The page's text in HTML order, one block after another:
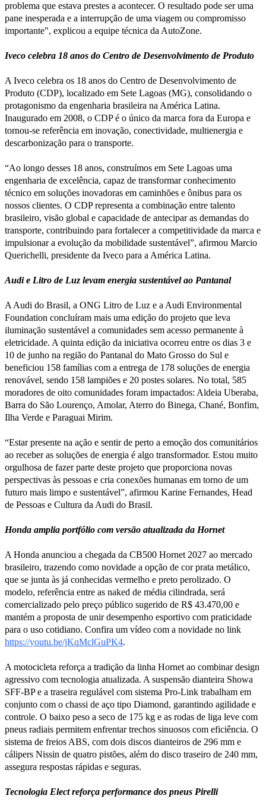
problema que estava prestes a acontecer. O resultado pode ser uma
pane inesperada e a interrupção de uma viagem ou compromisso
importante", explicou a equipe técnica da AutoZone.
Iveco celebra 18 anos do Centro de Desenvolvimento de Produto
A Iveco celebra os 18 anos do Centro de Desenvolvimento de
Produto (CDP), localizado em Sete Lagoas (MG), consolidando o
protagonismo da engenharia brasileira na América Latina.
Inaugurado em 2008, o CDP é o único da marca fora da Europa e
tornou-se referência em inovação, conectividade, multienergia e
descarbonização para o transporte.
“Ao longo desses 18 anos, construímos em Sete Lagoas uma
engenharia de excelência, capaz de transformar conhecimento
técnico em soluções inovadoras em caminhões e ônibus para os
nossos clientes. O CDP representa a combinação entre talento
brasileiro, visão global e capacidade de antecipar as demandas do
transporte, contribuindo para fortalecer a competitividade da marca e
impulsionar a evolução da mobilidade sustentável”, afirmou Marcio
Querichelli, presidente da Iveco para a América Latina.
Audi e Litro de Luz levam energia sustentável ao Pantanal
A Audi do Brasil, a ONG Litro de Luz e a Audi Environmental
Foundation concluíram mais uma edição do projeto que leva
iluminação sustentável a comunidades sem acesso permanente à
eletricidade. A quinta edição da iniciativa ocorreu entre os dias 3 e
10 de junho na região do Pantanal do Mato Grosso do Sul e
beneficiou 158 famílias com a entrega de 178 soluções de energia
renovável, sendo 158 lampiões e 20 postes solares. No total, 585
moradores de oito comunidades foram impactados: Aldeia Uberaba,
Barra do São Lourenço, Amolar, Aterro do Binega, Chané, Bonfim,
Ilha Verde e Paraguai Mirim.
“Estar presente na ação e sentir de perto a emoção dos comunitários
ao receber as soluções de energia é algo transformador. Estou muito
orgulhosa de fazer parte deste projeto que proporciona novas
perspectivas às pessoas e cria conexões humanas em torno de um
futuro mais limpo e sustentável”, afirmou Karine Fernandes, Head
de Pessoas e Cultura da Audi do Brasil.
Honda amplia portfólio com versão atualizada da Hornet
A Honda anunciou a chegada da CB500 Hornet 2027 ao mercado
brasileiro, trazendo como novidade a opção de cor prata metálico,
que se junta às já conhecidas vermelho e preto perolizado. O
modelo, referência entre as naked de média cilindrada, será
comercializado pelo preço público sugerido de R$ 43.470,00 e
mantém a proposta de unir desempenho esportivo com praticidade
para o uso cotidiano. Confira um vídeo com a novidade no link
https://youtu.be/jKqMclGuPK4.
A motocicleta reforça a tradição da linha Hornet ao combinar design
agressivo com tecnologia atualizada. A suspensão dianteira Showa
SFF-BP e a traseira regulável com sistema Pro-Link trabalham em
conjunto com o chassi de aço tipo Diamond, garantindo agilidade e
controle. O baixo peso a seco de 175 kg e as rodas de liga leve com
pneus radiais permitem enfrentar trechos sinuosos com eficiência. O
sistema de freios ABS, com dois discos dianteiros de 296 mm e
cálipers Nissin de quatro pistões, além do disco traseiro de 240 mm,
assegura respostas rápidas e seguras.
Tecnologia Elect reforça performance dos pneus Pirelli